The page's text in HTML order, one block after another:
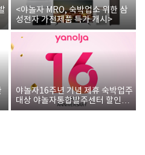
<야놀자 MRO, 숙박업소 위한 삼
성전자 가전제품 특가 개시>
야놀자16주년 기념 제휴 숙박업주
대상 야놀자통합발주센터 할인쿠
폰 증정